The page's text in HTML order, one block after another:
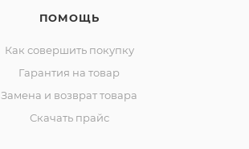
ПОМОЩЬ
Как совершить покупку
Гарантия на товар
Замена и возврат товара
Скачать прайс